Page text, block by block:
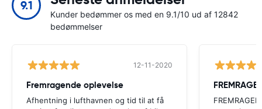
9.1
Kunder bedømmer os med en 9.1/10 ud af 12842
bedømmelser
12-11-2020
Fremragende oplevelse
Afhentning i lufthavnen og tid til at få